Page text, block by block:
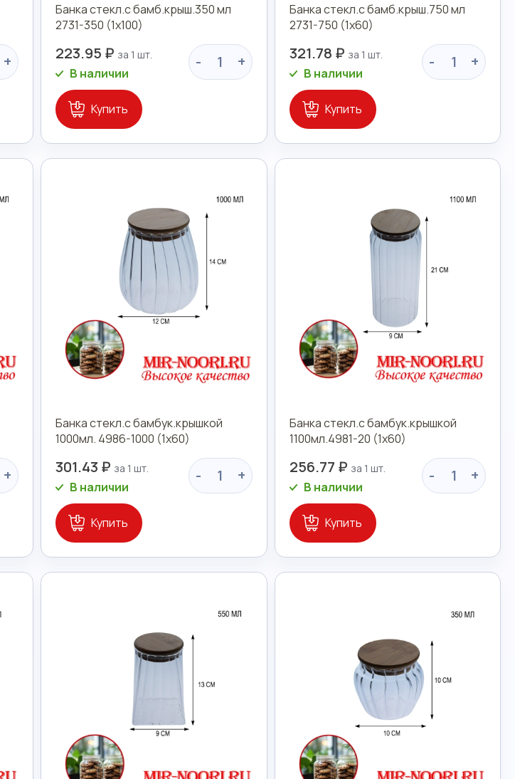
+
Банка стекл.с бамб.крыш.350 мл
2731-350 (1х100)
223.95 ₽ - +
В наличии
Купить
Банка стекл.с бамб.крыш.750 мл
2731-750 (1х60)
321.78 ₽ - +
В наличии
Купить
+
Банка стекл.с бамбук.крышкой
1000мл. 4986-1000 (1х60)
301.43 ₽ - +
В наличии
Купить
Банка стекл.с бамбук.крышкой
1100мл.4981-20 (1х60)
256.77 ₽ - +
В наличии
Купить